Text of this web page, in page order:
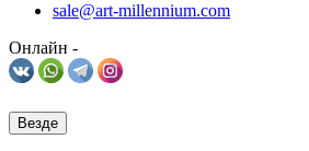
sale@art-millennium.com
Онлайн -
Везде